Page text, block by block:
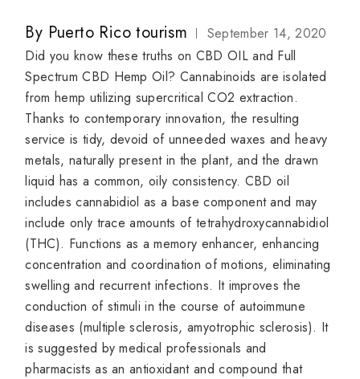
By Puerto Rico tourism
September 14, 2020
Did you know these truths on CBD OIL and Full
Spectrum CBD Hemp Oil? Cannabinoids are isolated
from hemp utilizing supercritical CO2 extraction.
Thanks to contemporary innovation, the resulting
service is tidy, devoid of unneeded waxes and heavy
metals, naturally present in the plant, and the drawn
liquid has a common, oily consistency. CBD oil
includes cannabidiol as a base component and may
include only trace amounts of tetrahydroxycannabidiol
(THC). Functions as a memory enhancer, enhancing
concentration and coordination of motions, eliminating
swelling and recurrent infections. It improves the
conduction of stimuli in the course of autoimmune
diseases (multiple sclerosis, amyotrophic sclerosis). It
is suggested by medical professionals and
pharmacists as an antioxidant and compound that